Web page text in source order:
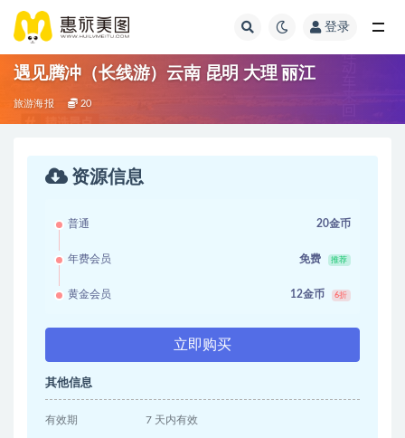
登录
遇见腾冲（长线游）云南 昆明 大理 丽江
旅游海报 20
资源信息
普通 20金币
年费会员 免费 推荐
黄金会员 12金币 6折
立即购买
其他信息
有效期 7 天内有效